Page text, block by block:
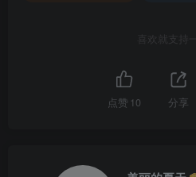
喜欢就支持
点赞 10 分享